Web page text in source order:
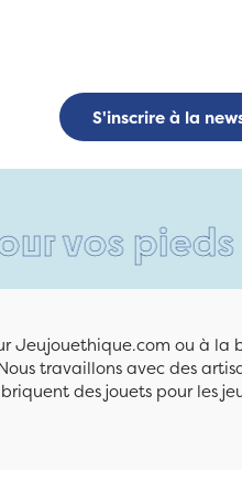
S'inscrire à la
•Si
Jeujouethique.com ou à la
travaillons avec des
des jouets pour les